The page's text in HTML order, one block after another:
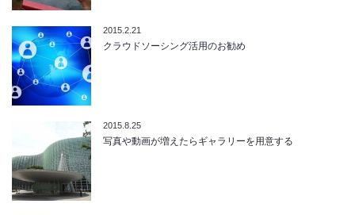
2015.2.21
クラウドソーシング活用のお勧め
2015.8.25
写真や動画が増えたらギャラリーを用意する